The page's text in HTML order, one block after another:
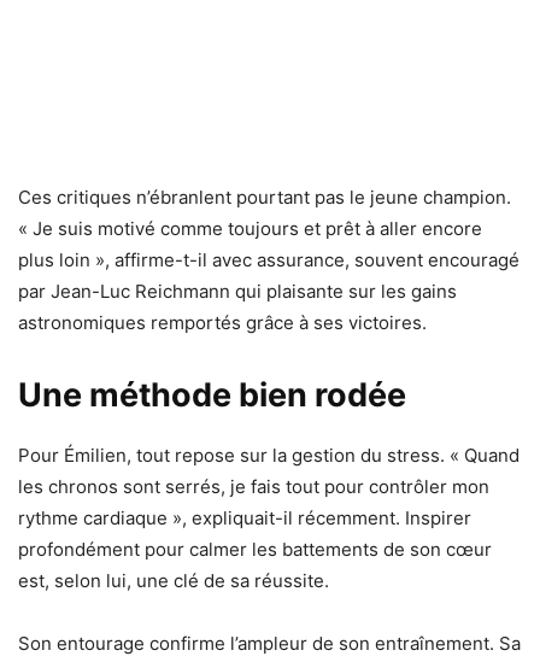
Ces critiques n’ébranlent pourtant pas le jeune champion.
« Je suis motivé comme toujours et prêt à aller encore
plus loin », affirme-t-il avec assurance, souvent encouragé
par Jean-Luc Reichmann qui plaisante sur les gains
astronomiques remportés grâce à ses victoires.
Une méthode bien rodée
Pour Émilien, tout repose sur la gestion du stress. « Quand
les chronos sont serrés, je fais tout pour contrôler mon
rythme cardiaque », expliquait-il récemment. Inspirer
profondément pour calmer les battements de son cœur
est, selon lui, une clé de sa réussite.
Son entourage confirme l’ampleur de son entraînement. Sa